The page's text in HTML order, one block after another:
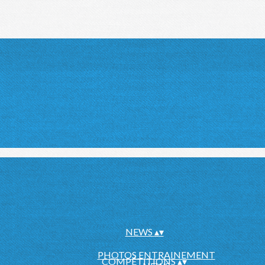
NEWS▴▾
PHOTOS ENTRAINEMENT
COMPÉTITIONS▴▾